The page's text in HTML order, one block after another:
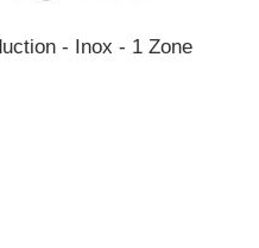
- Inox - 1 Zone